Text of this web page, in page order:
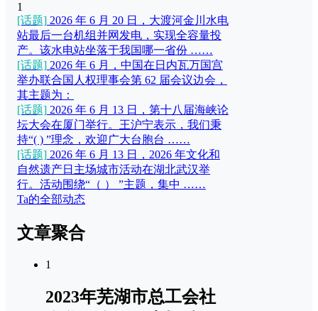
1
[话题] 2026 年 6 月 20 日，大渡河金川水电
站最后一台机组并网发电，实现全容量投
产。该水电站坐落于我国哪一省份 ……
[话题] 2026 年 6 月，中国在日内瓦万国宫
举办联合国人权理事会第 62 届会议边会，
其主题为：
[话题] 2026 年 6 月 13 日，第十八届海峡论
坛大会在厦门举行。王沪宁表示，我们秉
持“( ) ”理念，欢迎广大台胞台 ……
[话题] 2026 年 6 月 13 日，2026 年文化和
自然遗产日主场城市活动在湖北武汉举
行。活动围绕“（ ） ”主题，集中 ……
Ta的全部动态
文章聚合
1
2023年芜湖市总工会社